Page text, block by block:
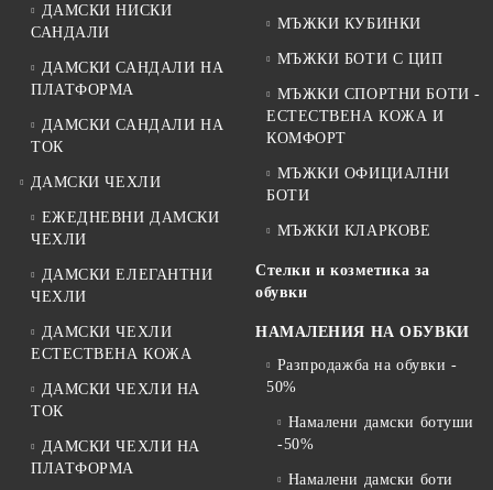
ДАМСКИ НИСКИ
САНДАЛИ
ДАМСКИ САНДАЛИ НА
ПЛАТФОРМА
ДАМСКИ САНДАЛИ НА
ТОК
ДАМСКИ ЧЕХЛИ
ЕЖЕДНЕВНИ ДАМСКИ
ЧЕХЛИ
ДАМСКИ ЕЛЕГАНТНИ
ЧЕХЛИ
ДАМСКИ ЧЕХЛИ
ЕСТЕСТВЕНА КОЖА
ДАМСКИ ЧЕХЛИ НА
ТОК
ДАМСКИ ЧЕХЛИ НА
ПЛАТФОРМА
МЪЖКИ КУБИНКИ
МЪЖКИ БОТИ С ЦИП
МЪЖКИ СПОРТНИ БОТИ -
ЕСТЕСТВЕНА КОЖА И
КОМФОРТ
МЪЖКИ ОФИЦИАЛНИ
БОТИ
МЪЖКИ КЛАРКОВЕ
Стелки и козметика за
обувки
НАМАЛЕНИЯ НА ОБУВКИ
Разпродажба на обувки -
50%
Намалени дамски ботуши
-50%
Намалени дамски боти